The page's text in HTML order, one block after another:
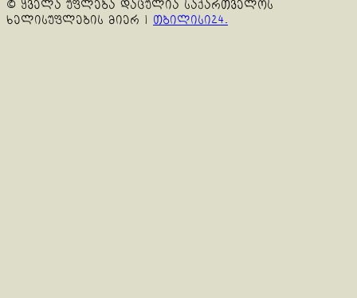
© ყველა უფლება დაცულია საქართველოს
ხელისუფლების მიერ | თბილისი24.